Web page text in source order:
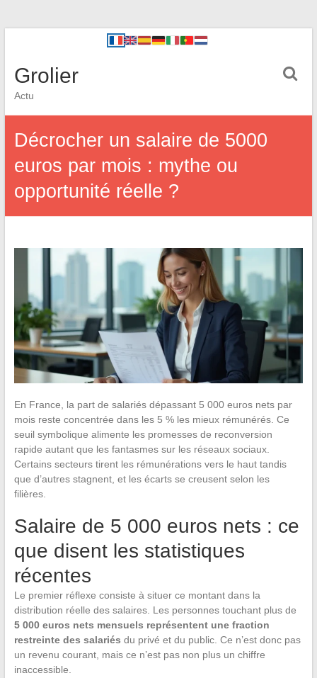
Grolier
Actu
Décrocher un salaire de 5000
euros par mois : mythe ou
opportunité réelle ?
En France, la part de salariés dépassant 5 000 euros nets par
mois reste concentrée dans les 5 % les mieux rémunérés. Ce
seuil symbolique alimente les promesses de reconversion
rapide autant que les fantasmes sur les réseaux sociaux.
Certains secteurs tirent les rémunérations vers le haut tandis
que d’autres stagnent, et les écarts se creusent selon les
filières.
Salaire de 5 000 euros nets : ce
que disent les statistiques
récentes
Le premier réflexe consiste à situer ce montant dans la
distribution réelle des salaires. Les personnes touchant plus de
5 000 euros nets mensuels représentent une fraction
restreinte des salariés du privé et du public. Ce n’est donc pas
un revenu courant, mais ce n’est pas non plus un chiffre
inaccessible.